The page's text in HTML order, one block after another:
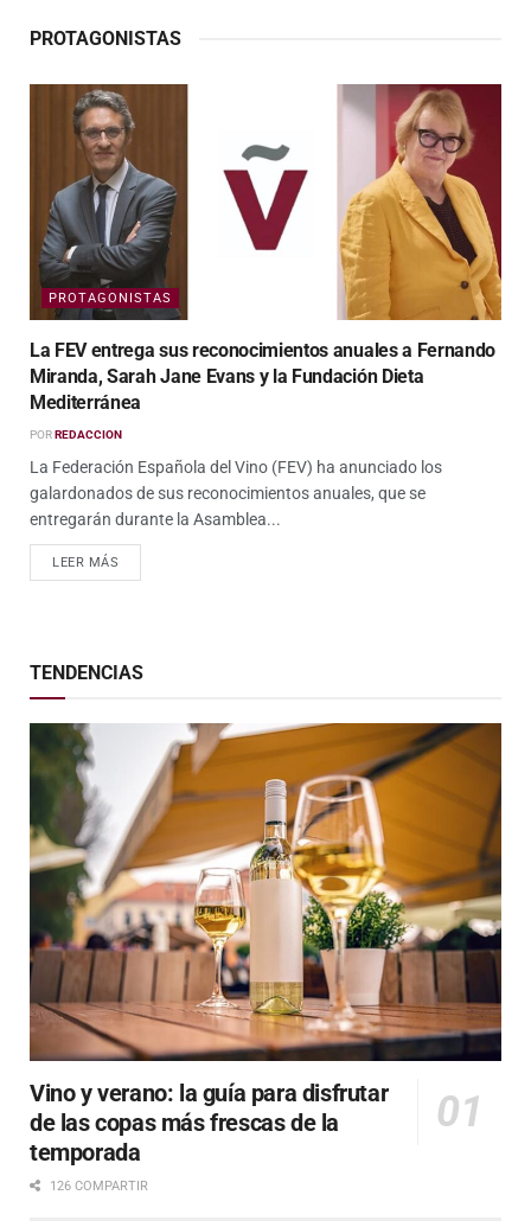
PROTAGONISTAS
PROTAGONISTAS
La FEV entrega sus reconocimientos anuales a Fernando
Miranda, Sarah Jane Evans y la Fundación Dieta
Mediterránea
POR REDACCION
La Federación Española del Vino (FEV) ha anunciado los
galardonados de sus reconocimientos anuales, que se
entregarán durante la Asamblea...
LEER MÁS
TENDENCIAS
Vino y verano: la guía para disfrutar
de las copas más frescas de la
temporada
126 COMPARTIR